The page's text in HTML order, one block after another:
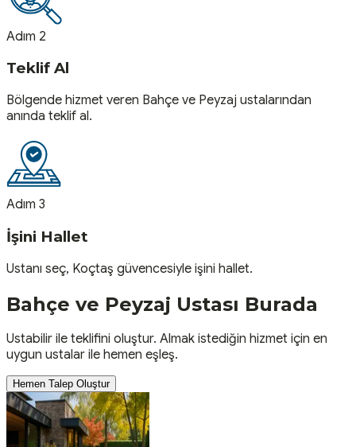
Adım 2
Teklif Al
Bölgende hizmet veren Bahçe ve Peyzaj ustalarından
anında teklif al.
Adım 3
İşini Hallet
Ustanı seç, Koçtaş güvencesiyle işini hallet.
Bahçe ve Peyzaj Ustası Burada
Ustabilir ile teklifini oluştur. Almak istediğin hizmet için en
uygun ustalar ile hemen eşleş.
Hemen Talep Oluştur